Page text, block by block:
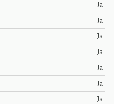
Ja
Ja
Ja
Ja
Ja
Ja
Ja